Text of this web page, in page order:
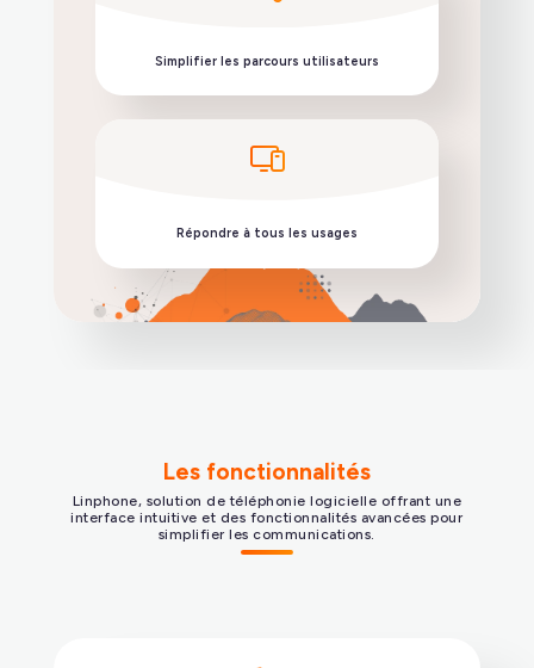
Intégrer la téléphonie à votre ENT
Répondre à tous les usages
Les fonctionnalités
Linphone, solution de téléphonie logicielle offrant une
interface intuitive et des fonctionnalités avancées pour
simplifier les communications.